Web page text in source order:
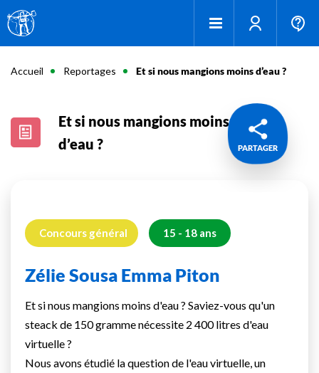
Accueil Reportages Et si nous mangions moins d’eau ?
PARTAGER
Et si nous mangions moins
d’eau ?
Concours général 15 - 18 ans
Zélie Sousa Emma Piton
Et si nous mangions moins d'eau ? Saviez-vous qu'un
steack de 150 gramme nécessite 2 400 litres d'eau
virtuelle ?
Nous avons étudié la question de l'eau virtuelle, un